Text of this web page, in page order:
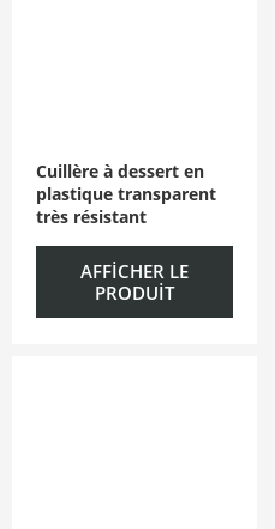
Cuillère à dessert en
plastique transparent
très résistant
AFFICHER LE
PRODUIT